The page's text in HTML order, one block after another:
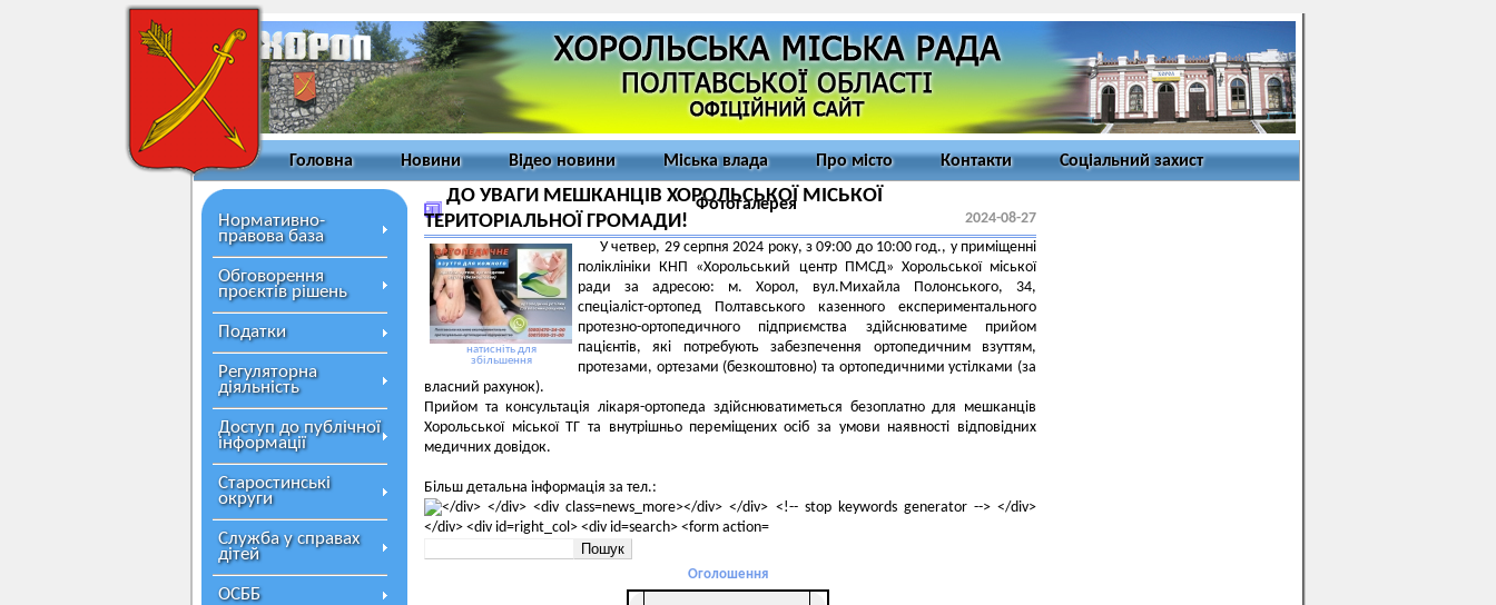
Головна Новини Відео новини Міська влада Про місто Контакти Соціальний захист
Фотогалерея
Нормативно-
правова база
Обговорення
проєктів рішень
Податки
Регуляторна
діяльність
Доступ до публічної
інформації
Старостинські
округи
Служба у справах
дітей
ОСББ
ДО УВАГИ МЕШКАНЦІВ ХОРОЛЬСЬКОЇ МІСЬКОЇ
ТЕРИТОРІАЛЬНОЇ ГРОМАДИ!
2024-08-27
натисніть для
збільшення
У четвер, 29 серпня 2024 року, з 09:00 до 10:00 год., у приміщенні
поліклініки КНП «Хорольський центр ПМСД» Хорольської міської
ради за адресою: м. Хорол, вул.Михайла Полонського, 34,
спеціаліст-ортопед Полтавського казенного експериментального
протезно-ортопедичного підприємства здійснюватиме прийом
пацієнтів, які потребують забезпечення ортопедичним взуттям,
протезами, ортезами (безкоштовно) та ортопедичними устілками (за
власний рахунок).
Прийом та консультація лікаря-ортопеда здійснюватиметься безоплатно для мешканців
Хорольської міської ТГ та внутрішньо переміщених осіб за умови наявності відповідних
медичних довідок.
Більш детальна інформація за тел.:
Оголошення